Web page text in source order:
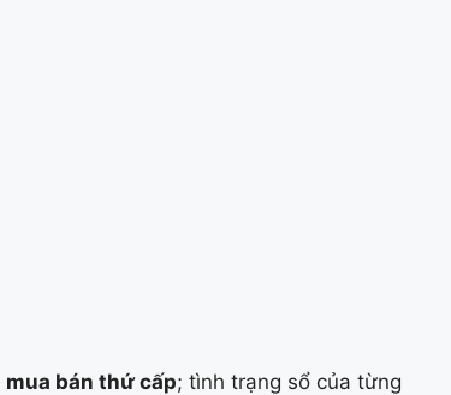
mua bán thứ cấp; tình trạng sổ của từng